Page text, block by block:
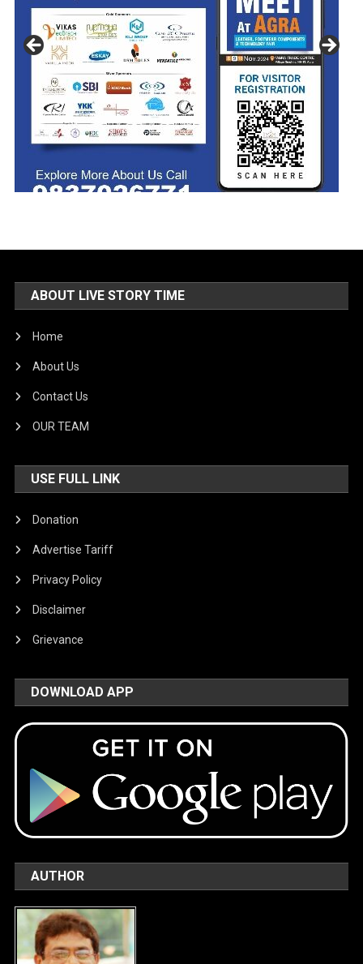
ABOUT LIVE STORY TIME
Home
About Us
Contact Us
OUR TEAM
USE FULL LINK
Donation
Advertise Tariff
Privacy Policy
Disclaimer
Grievance
DOWNLOAD APP
AUTHOR